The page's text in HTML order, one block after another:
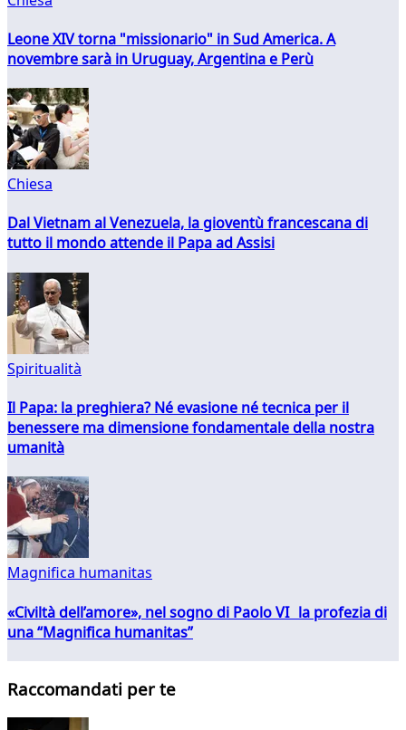
Leone XIV torna "missionario" in Sud America. A
novembre sarà in Uruguay, Argentina e Perù
Chiesa
Dal Vietnam al Venezuela, la gioventù francescana di
tutto il mondo attende il Papa ad Assisi
Spiritualità
Il Papa: la preghiera? Né evasione né tecnica per il
benessere ma dimensione fondamentale della nostra
umanità
Magnifica humanitas
«Civiltà dell’amore», nel sogno di Paolo VI la profezia di
una “Magnifica humanitas”
Raccomandati per te